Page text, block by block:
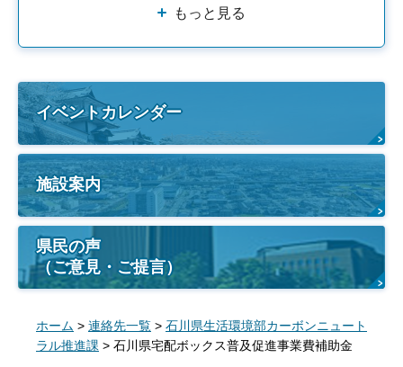
もっと見る
イベントカレンダー
施設案内
県民の声
（ご意見・ご提言）
ホーム > 連絡先一覧 > 石川県生活環境部カーボンニュート
ラル推進課 > 石川県宅配ボックス普及促進事業費補助金